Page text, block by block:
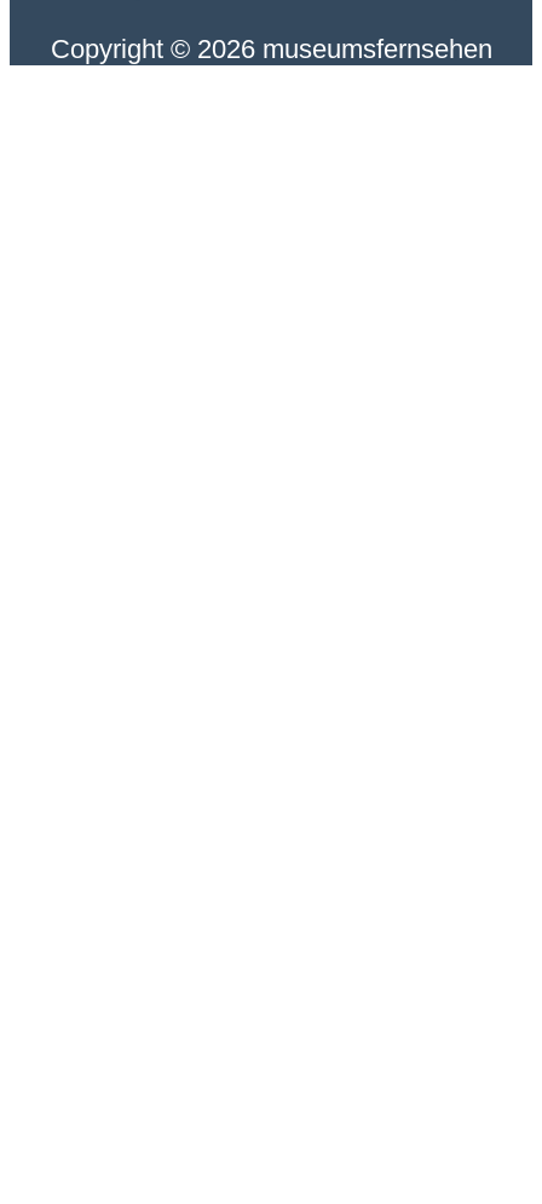
Copyright © 2026 museumsfernsehen